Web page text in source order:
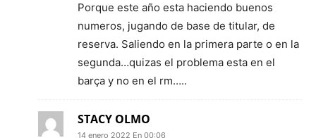
Porque este año esta haciendo buenos
numeros, jugando de base de titular, de
reserva. Saliendo en la primera parte o en la
segunda…quizas el problema esta en el
barça y no en el rm…..
STACY OLMO
14 enero 2022 En 00:06